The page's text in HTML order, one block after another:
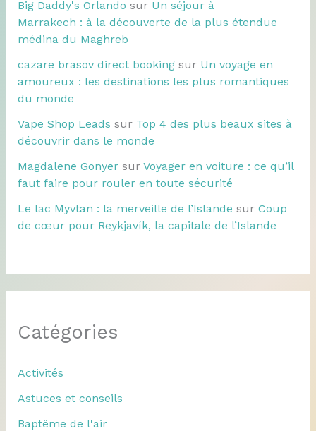
Big Daddy's Orlando sur Un séjour à
Marrakech : à la découverte de la plus étendue
médina du Maghreb
cazare brasov direct bookingsur Un voyage en
amoureux : les destinations les plus romantiques
du monde
Vape Shop Leads sur Top 4 des plus beaux sites à
découvrir dans le monde
Magdalene Gonyersur Voyager en voiture : ce qu’il
faut faire pour rouler en toute sécurité
Le lac Myvtan : la merveille de l’Islande sur Coup
de cœur pour Reykjavík, la capitale de l’Islande
Catégories
Activités
Astuces et conseils
Baptême de l'air